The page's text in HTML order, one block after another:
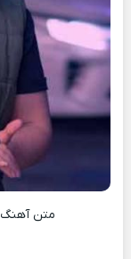
متن آهنگ